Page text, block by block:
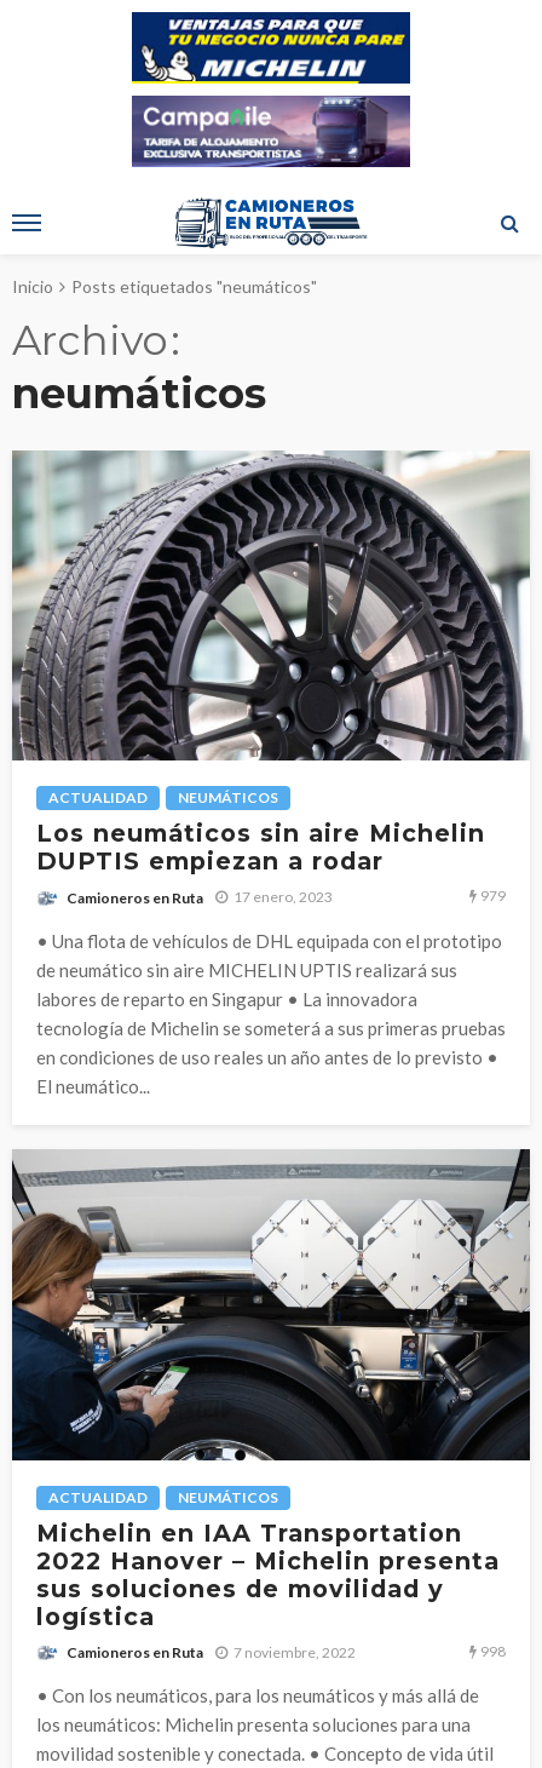
Inicio Posts etiquetados "neumáticos"
Archivo
neumáticos
ACTUALIDAD NEUMÁTICOS
Los neumáticos sin aire Michelin
DUPTIS empiezan a rodar
Camioneros en Ruta 17 enero, 2023 979
• Una flota de vehículos de DHL equipada con el prototipo
de neumático sin aire MICHELIN UPTIS realizará sus
labores de reparto en Singapur • La innovadora
tecnología de Michelin se someterá a sus primeras pruebas
en condiciones de uso reales un año antes de lo previsto •
El neumático...
ACTUALIDAD NEUMÁTICOS
Michelin en IAA Transportation
2022 Hanover – Michelin presenta
sus soluciones de movilidad y
logística
Camioneros en Ruta 7 noviembre, 2022 998
• Con los neumáticos, para los neumáticos y más allá de
los neumáticos: Michelin presenta soluciones para una
movilidad sostenible y conectada. • Concepto de vida útil